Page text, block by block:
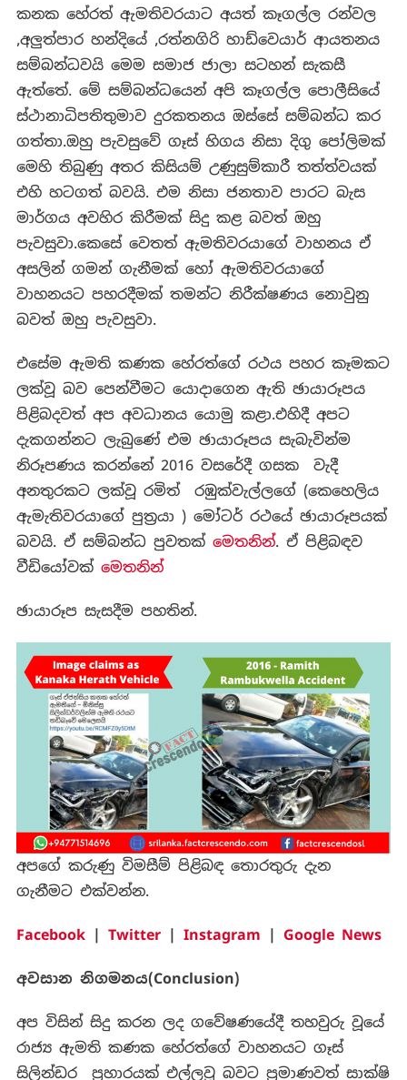
කනක හේරත් ඇමතිවරයාට අයත් කෑගල්ල රන්වල
,අලුත්පාර හන්දියේ ,රත්නගිරි හාඩ්වෙයාර් ආයතනය
සම්බන්ධවයි මෙම සමාජ ජාලා සටහන් සැකසී
ඇත්තේ. මේ සම්බන්ධයෙන් අපි කෑගල්ල පොලීසියේ
ස්ථානාධිපතිතුමාව දුරකතනය ඔස්සේ සම්බන්ධ කර
ගත්තා.ඔහු පැවසුවේ ගෑස් හිගය නිසා දිගු පෝලිමක්
මෙහි තිබුණු අතර කිසියම් උණුසුම්කාරී තත්ත්වයක්
එහි හටගත් බවයි. එම නිසා ජනතාව පාරට බැස
මාර්ගය අවහිර කිරීමක් සිදු කළ බවත් ඔහු
පැවසුවා.කෙසේ වෙතත් ඇමතිවරයාගේ වාහනය ඒ
අසලින් ගමන් ගැනීමක් හෝ ඇමතිවරයාගේ
වාහනයට පහරදීමක් තමන්ට නිරීක්ෂණය නොවුනු
බවත් ඔහු පැවසුවා.
එසේම ඇමති කණක හේරත්ගේ රථය පහර කෑමකට
ලක්වූ බව පෙන්වීමට යොදාගෙන ඇති ඡායාරූපය
පිළිබදවත් අප අවධානය යොමු කළා.එහිදී අපට
දැකගන්නට ලැබුණේ එම ඡායාරූපය සැබැවින්ම
නිරූපණය කරන්නේ 2016 වසරේදී ගසක වැදී
අනතුරකට ලක්වූ රමිත් රඹුක්වැල්ලගේ (කෙහෙලිය
ඇමැතිවරයාගේ පුත්‍රයා ) මෝටර් රථයේ ඡායාරූපයක්
බවයි. ඒ සම්බන්ධ පුවතක් මෙතනින්. ඒ පිළිබඳව
වීඩියෝවක් මෙතනින්
ඡායාරූප සැසදීම පහතින්.
අපගේ කරුණු විමසීම් පිළිබඳ තොරතුරු දැන
ගැනීමට එක්වන්න.
Facebook| Twitter| Instagram | Google News
අවසාන නිගමනය(Conclusion)
අප විසින් සිදු කරන ලද ගවේෂණයේදී තහවුරු වූයේ
රාජ්‍ය ඇමති කණක හේරත්ගේ වාහනයට ගෑස්
සිලින්ඩර ප්‍රහාරයක් එල්ලවූ බවට ප්‍රමාණවත් සාක්ෂි